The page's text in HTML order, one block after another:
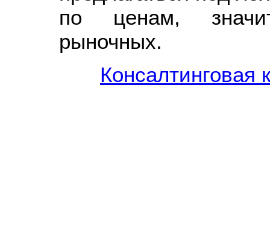
по ценам,
рыночных.
Консалтинговая